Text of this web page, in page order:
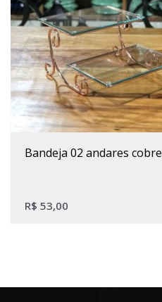
bandeja 02 andares cobre
R$ 53,00